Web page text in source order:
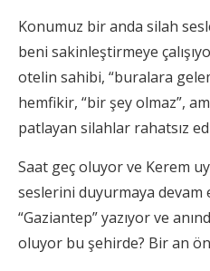
Konumuz bir anda silah
beni sakinleştirmeye
otelin sahibi, “buralara
hemfikir, “bir şey olmaz”,
patlayan silahlar rahatsız
Saat geç oluyor ve Kerem
seslerini duyurmaya devam
“Gaziantep” yazıyor ve
oluyor bu şehirde? Bir an